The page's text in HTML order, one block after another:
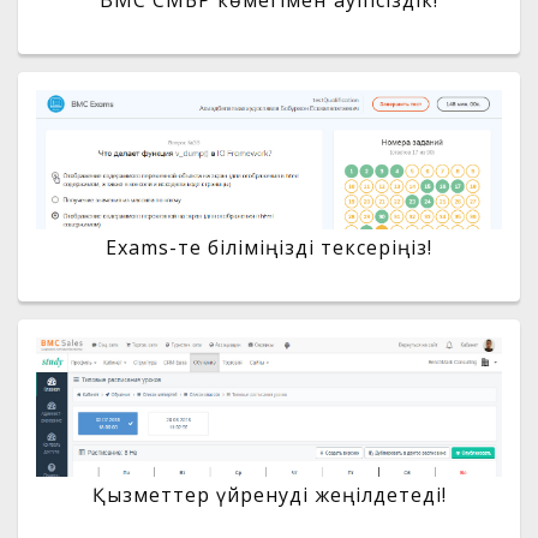
Exams-те біліміңізді тексеріңіз!
Қызметтер үйренуді жеңілдетеді!